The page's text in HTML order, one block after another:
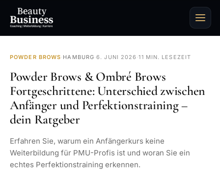
POWDER BROWS· HAMBURG·6. JUNI 2026 ·11 MIN. LESEZEIT
Powder Brows & Ombré Brows
Fortgeschrittene: Unterschied zwischen
Anfänger und Perfektionstraining –
dein Ratgeber
Erfahren Sie, warum ein Anfängerkurs keine
Weiterbildung für PMU-Profis ist und woran Sie ein
echtes Perfektionstraining erkennen.